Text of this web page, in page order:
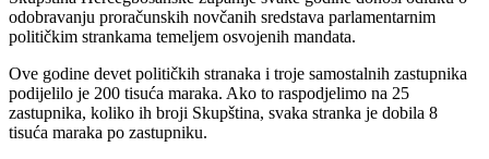
odobravanju proračunskih novčanih sredstava parlamentarnim
političkim strankama temeljem osvojenih mandata.
Ove godine devet političkih stranaka i troje samostalnih zastupnika
podijelilo je 200 tisuća maraka. Ako to raspodjelimo na 25
zastupnika, koliko ih broji Skupština, svaka stranka je dobila 8
tisuća maraka po zastupniku.